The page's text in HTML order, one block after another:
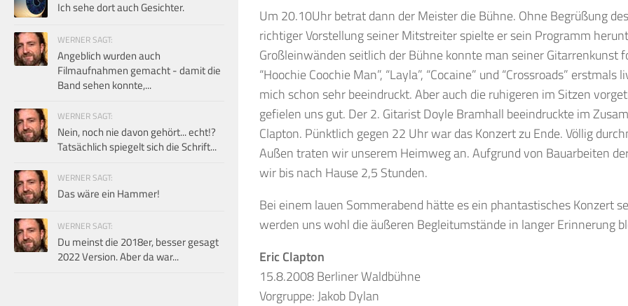
Um 20.10Uhr betrat dann der Meister die Bühne. Ohne Begrüßung
richtiger Vorstellung seiner Mitstreiter spielte er sein Programm
Großleinwänden seitlich der Bühne konnte man seiner Gitarrenkunst
“Hoochie Coochie Man”, “Layla”, “Cocaine” und “Crossroads” erstmals
mich schon sehr beeindruckt. Aber auch die ruhigeren im Sitzen
gefielen uns gut. Der 2. Gitarist Doyle Bramhall beeindruckte im
Clapton. Pünktlich gegen 22 Uhr war das Konzert zu Ende. Völlig
Außen traten wir unserem Heimweg an. Aufgrund von Bauarbeiten
wir bis nach Hause 2,5 Stunden.
Bei einem lauen Sommerabend hätte es ein phantastisches Konzert
werden uns wohl die äußeren Begleitumstände in langer Erinnerung
Eric Clapton
15.8.2008 Berliner Waldbühne
Vorgruppe: Jakob Dylan
Ich sehe dort auch Gesichter.
WERNER SAGT:
Angeblich wurden auch
Filmaufnahmen gemacht - damit die
Band sehen konnte,...
WERNER SAGT:
Nein, noch nie davon gehört... echt!?
Tatsächlich spiegelt sich die Schrift...
WERNER SAGT:
Das wäre ein Hammer!
WERNER SAGT:
Du meinst die 2018er, besser gesagt
2022 Version. Aber da war...